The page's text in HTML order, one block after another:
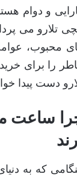
و دوام
تلارو می
محبوب،
را برای
دست پیدا
که به